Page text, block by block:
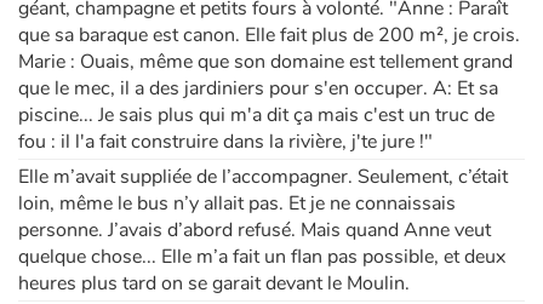
géant, champagne et petits fours à volonté. "Anne : Paraît
que sa baraque est canon. Elle fait plus de 200 m², je crois.
Marie : Ouais, même que son domaine est tellement grand
que le mec, il a des jardiniers pour s'en occuper. A: Et sa
piscine... Je sais plus qui m'a dit ça mais c'est un truc de
fou : il l'a fait construire dans la rivière, j'te jure !"
Elle m’avait suppliée de l’accompagner. Seulement, c’était
loin, même le bus n’y allait pas. Et je ne connaissais
personne. J’avais d’abord refusé. Mais quand Anne veut
quelque chose... Elle m’a fait un flan pas possible, et deux
heures plus tard on se garait devant le Moulin.